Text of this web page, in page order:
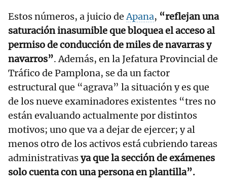
Estos números, a juicio deApana, “reflejan una
saturación inasumible que bloquea el acceso al
permiso de conducción de miles de navarras y
navarros”. Además, en la Jefatura Provincial de
Tráfico de Pamplona, se da un factor
estructural que “agrava” la situación y es que
de los nueve examinadores existentes “tres no
están evaluando actualmente por distintos
motivos; uno que va a dejar de ejercer; y al
menos otro de los activos está cubriendo tareas
administrativasya que la sección de exámenes
solo cuenta con una persona en plantilla”.